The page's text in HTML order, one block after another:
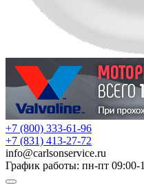
+7 (800) 333-61-96
+7 (831) 413-27-72
info@carlsonservice.ru
График работы: пн-пт 09:00-